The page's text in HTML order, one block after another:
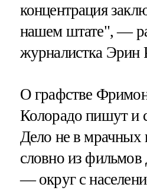
концентрация
нашем штате", —
журналистка Эрин
О графстве
Колорадо пишут и
Дело не в мрачных
словно из
— округ с